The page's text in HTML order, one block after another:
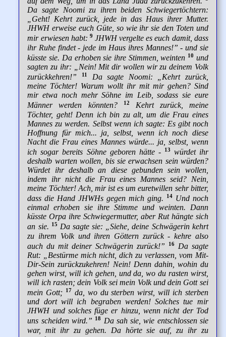
Da sagte Noomi zu ihren beiden Schwiegertöchtern:
„Geht! Kehrt zurück, jede in das Haus ihrer Mutter.
JHWH erweise euch Güte, so wie ihr sie den Toten und
mir erwiesen habt: 9 JHWH vergelte es euch damit, dass
ihr Ruhe findet - jede im Haus ihres Mannes!” - und sie
küsste sie. Da erhoben sie ihre Stimmen, weinten 10 und
sagten zu ihr: „Nein! Mit dir wollen wir zu deinem Volk
zurückkehren!”
11
Da sagte Noomi: „Kehrt zurück,
meine Töchter! Warum wollt ihr mit mir gehen? Sind
mir etwa noch mehr Söhne im Leib, sodass sie eure
Männer werden könnten?
12
Kehrt zurück, meine
Töchter, geht! Denn ich bin zu alt, um die Frau eines
Mannes zu werden. Selbst wenn ich sagte: Es gibt noch
Hoffnung für mich... ja, selbst, wenn ich noch diese
Nacht die Frau eines Mannes würde... ja, selbst, wenn
ich sogar bereits Söhne geboren hätte -
13
würdet ihr
deshalb warten wollen, bis sie erwachsen sein würden?
Würdet ihr deshalb an diese gebunden sein wollen,
indem ihr nicht die Frau eines Mannes seid? Nein,
meine Töchter! Ach, mir ist es um euretwillen sehr bitter,
dass die Hand JHWHs gegen mich ging.
14 Und noch
einmal erhoben sie ihre Stimme und weinten. Dann
küsste Orpa ihre Schwiegermutter, aber Rut hängte sich
an sie. 15 Da sagte sie: „Siehe, deine Schwägerin kehrt
zu ihrem Volk und ihren Göttern zurück - kehre also
auch du mit deiner Schwägerin zurück!”
16
Da sagte
Rut: „Bestürme mich nicht, dich zu verlassen, vom Mit-
Dir-Sein zurückzukehren! Nein! Denn dahin, wohin du
gehen wirst, will ich gehen, und da, wo du rasten wirst,
will ich rasten; dein Volk sei mein Volk und dein Gott sei
mein Gott; 17 da, wo du sterben wirst, will ich sterben
und dort will ich begraben werden! Solches tue mir
JHWH und solches füge er hinzu, wenn nicht der Tod
uns scheiden wird.” 18 Da sah sie, wie entschlossen sie
war, mit ihr zu gehen. Da hörte sie auf, zu ihr zu